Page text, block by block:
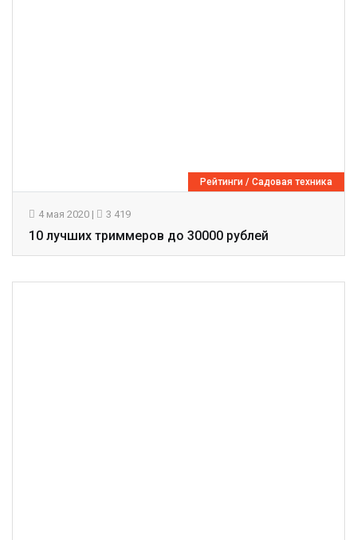
Рейтинги / Садовая техника
4 мая 2020 | 3 419
10 лучших триммеров до 30000 рублей